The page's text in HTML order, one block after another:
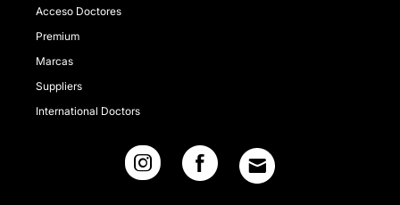
Acceso Doctores
Premium
Marcas
Suppliers
International Doctors